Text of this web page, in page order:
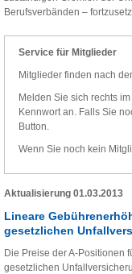
Berufsverbänden –
Service für Mitglieder
Mitglieder finden nach
Melden Sie sich rechts
Kennwort an. Falls Sie
Button.
Wenn Sie noch kein
Aktualisierung 01.03.2013
Lineare
gesetzlichen
Die Preise der A-Positionen
gesetzlichen